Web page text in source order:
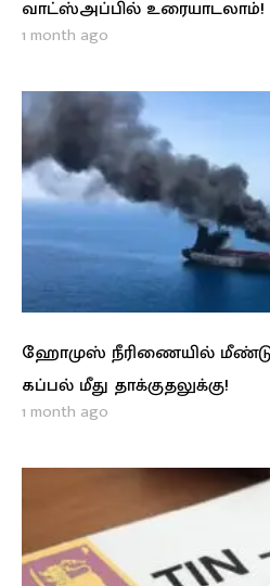
வாட்ஸ்அப்பில் உரையாடலாம்!
1 month ago
ஹோமுஸ் நீரிணையில் மீண்டும்
கப்பல் மீது தாக்குதலுக்கு!
1 month ago